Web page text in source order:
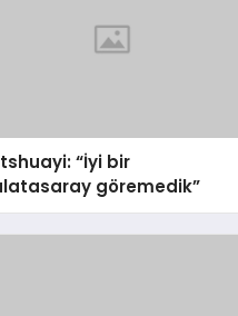
“İyi bir
göremedik”